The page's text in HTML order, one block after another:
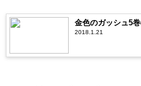
金色のガッシュ5
2018.1.21